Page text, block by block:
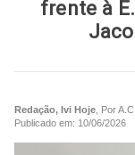
frente à
Redação, Ivi Hoje , Por
Publicado em: 10/06/2026